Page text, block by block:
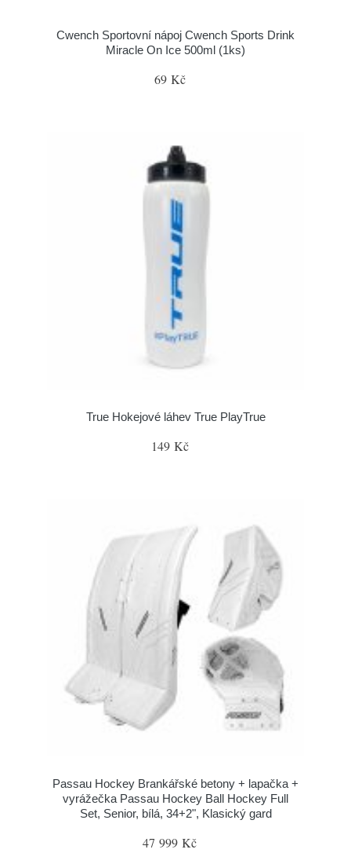
Cwench Sportovní nápoj Cwench Sports Drink
Miracle On Ice 500ml (1ks)
69 Kč
True Hokejové láhev True PlayTrue
149 Kč
Passau Hockey Brankářské betony + lapačka +
vyrážečka Passau Hockey Ball Hockey Full
Set, Senior, bílá, 34+2", Klasický gard
47 999 Kč